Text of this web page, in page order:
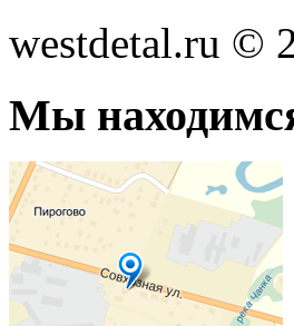
westdetal.ru ©
Мы